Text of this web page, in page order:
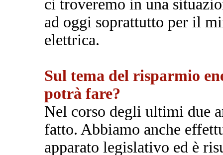
ci troveremo in una
ad oggi soprattutto per il
elettrica.
Sul tema del risparmio
potrà fare?
Nel corso degli ultimi due
fatto. Abbiamo anche
apparato legislativo ed è